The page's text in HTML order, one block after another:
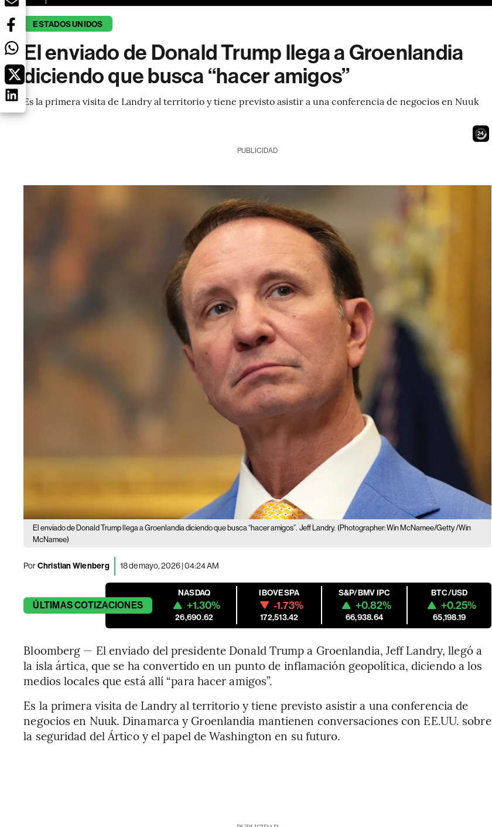
ESTADOS UNIDOS
El enviado de Donald Trump llega a Groenlandia
diciendo que busca “hacer amigos”
Es la primera visita de Landry al territorio y tiene previsto asistir a una conferencia de negocios en Nuuk
22
PUBLICIDAD
El enviado de Donald Trump llega a Groenlandia diciendo que busca “hacer amigos”. Jeff Landry. (Photographer: Win McNamee/Getty /Win
McNamee)
PorChristian Wienberg 18 de mayo, 2026 | 04:24 AM
ÚLTIMASCOTIZACIONES
NASDAQ
+1.30%
26,690.62
IBOVESPA
-1.73%
172,513.42
S&P/BMV IPC
+0.82%
66,938.64
BTC/USD
+0.25%
65,198.19
Bloomberg — El enviado del presidente Donald Trump a Groenlandia, Jeff Landry, llegó a
la isla ártica, que se ha convertido en un punto de inflamación geopolítica, diciendo a los
medios locales que está allí “para hacer amigos”.
Es la primera visita de Landry al territorio y tiene previsto asistir a una conferencia de
negocios en Nuuk. Dinamarca y Groenlandia mantienen conversaciones con EE.UU. sobre
la seguridad del Ártico y el papel de Washington en su futuro.